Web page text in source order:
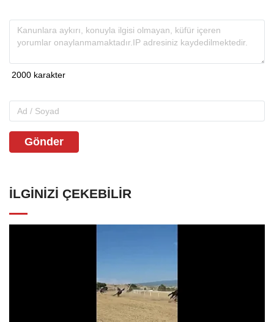
Gönder
İLGINIZI ÇEKEBILIR